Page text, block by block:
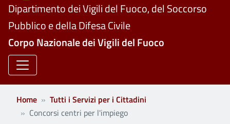
Dipartimento dei Vigili del Fuoco, del Soccorso
Pubblico e della Difesa Civile
Corpo Nazionale dei Vigili del Fuoco
Home
Tutti i Servizi per i Cittadini
Concorsi centri per l'impiego